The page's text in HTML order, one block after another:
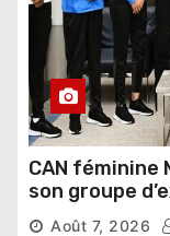
CAN féminine
son groupe
compétition
Août 7, 2026